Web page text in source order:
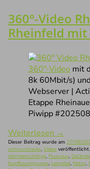
360°-Video
Rheinfeld mit
360°-Video mit
8k 60Mbit/s)
Webserver |
Etappe
Piwipp
Weiterlesen →
Dieser Beitrag wurde am 27/08/
schnurstracks, Video
Altrheinschlinge, Flussaue,
Kopfbaumgruppe, Leinpfad, Natur,